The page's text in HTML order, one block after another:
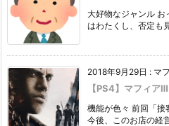
大好物なジャンル お
はわたくし、否定も
2018年9月29日 : マ
【PS4】マフィ
機能が色々 前回「接
今後、このお店の経